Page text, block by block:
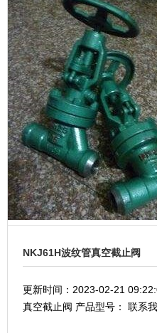
NKJ61H波纹管真空截止阀
更新时间：2023-02-21
真空截止阀 产品型号： 联系我